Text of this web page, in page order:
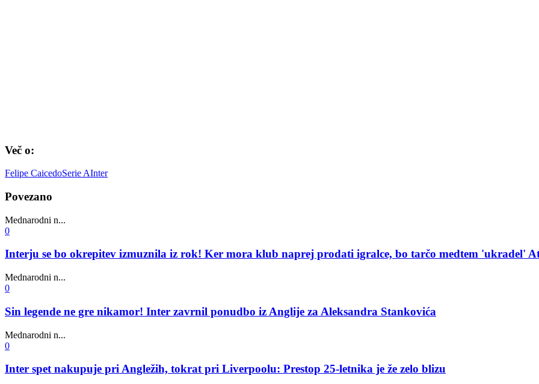
Več o:
Felipe CaicedoSerie AInter
Povezano
Mednarodni n...
0
Interju se bo okrepitev izmuznila iz rok! Ker mora klub naprej prodati igralce, bo tarčo medtem 'ukradel'
Mednarodni n...
0
Sin legende ne gre nikamor! Inter zavrnil ponudbo iz Anglije za Aleksandra Stankovića
Mednarodni n...
0
Inter spet nakupuje pri Angležih, tokrat pri Liverpoolu: Prestop 25-letnika je že zelo blizu